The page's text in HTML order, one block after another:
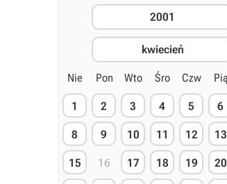
2001
kwiecień
Nie Pon Wto Śro Czw Pią
1 2 3 4 5 6
8 9 10 11 12 13
15 16 17 18 19 20